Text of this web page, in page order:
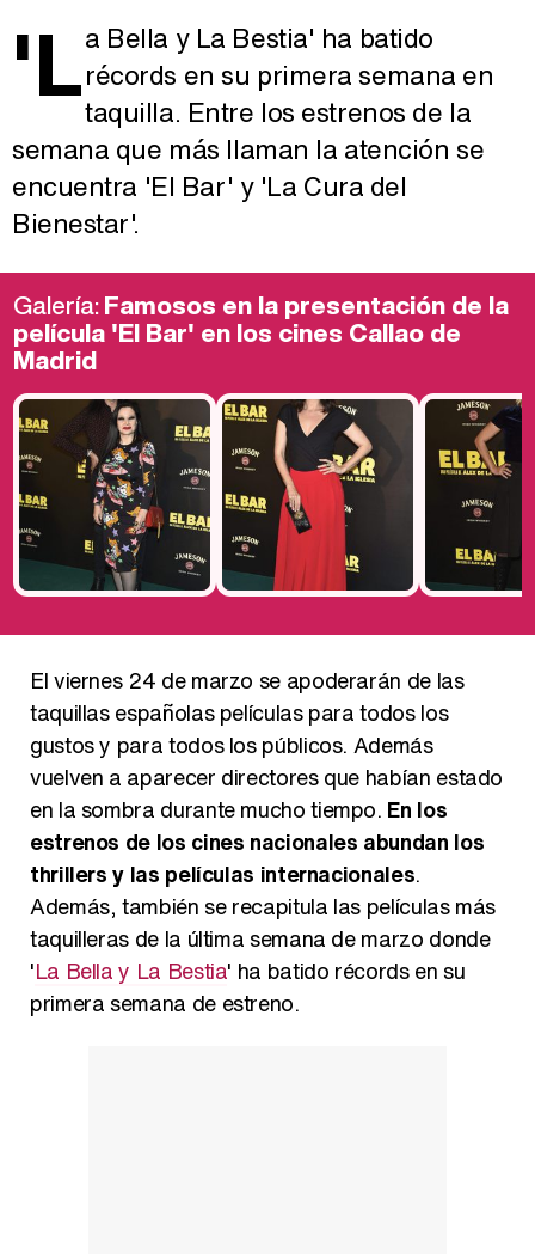
'La Bella y La Bestia' ha batido
récords en su primera semana en
taquilla. Entre los estrenos de la
semana que más llaman la atención se
encuentra 'El Bar' y 'La Cura del
Bienestar'.
Galería:Famosos en la presentación de la
película 'El Bar' en los cines Callao de
Madrid
El viernes 24 de marzo se apoderarán de las
taquillas españolas películas para todos los
gustos y para todos los públicos. Además
vuelven a aparecer directores que habían estado
en la sombra durante mucho tiempo. En los
estrenos de los cines nacionales abundan los
thrillers y las películas internacionales.
Además, también se recapitula las películas más
taquilleras de la última semana de marzo donde
'La Bella y La Bestia' ha batido récords en su
primera semana de estreno.